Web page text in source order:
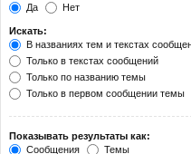
Да
Нет
Искать:
В названиях тем и текстах
Только в текстах сообщений
Только по названию темы
Только в первом сообщении темы
Показывать результаты как:
Сообщения
Темы